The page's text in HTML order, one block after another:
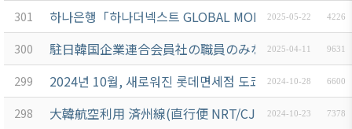
301 하나은행「하나더넥스트 GLOBAL MONEY SHOW」
2025-05-22 4226
300 駐日韓国企業連合会員社の職員のみなさまへSBJ銀
2025-04-11 9631
299 2024년 10월, 새로워진 롯데면세점 도쿄긴자점을 만나보
2024-10-28 6600
298 大韓航空利用 済州線(直行便 NRT/CJU/NRT) 優待航
2024-10-23 7378